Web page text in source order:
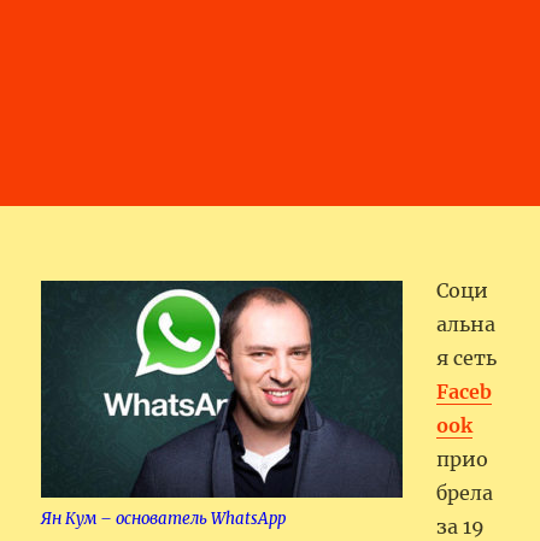
Ян Кум – основатель WhatsApp
Соци
альна
я сеть
Faceb
ook
прио
брела
за 19